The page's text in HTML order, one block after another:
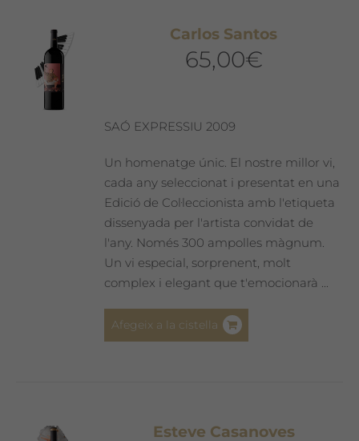
opcions
pàgina
del
producte
Carlos Santos
65,00€
SAÓ EXPRESSIU 2009
Un homenatge únic. El nostre millor vi,
cada any seleccionat i presentat en una
Edició de Col·leccionista amb l'etiqueta
dissenyada per l'artista convidat de
l'any. Només 300 ampolles màgnum.
Un vi especial, sorprenent, molt
complex i elegant que t'emocionarà ...
Afegeix a la cistella
Esteve Casanoves